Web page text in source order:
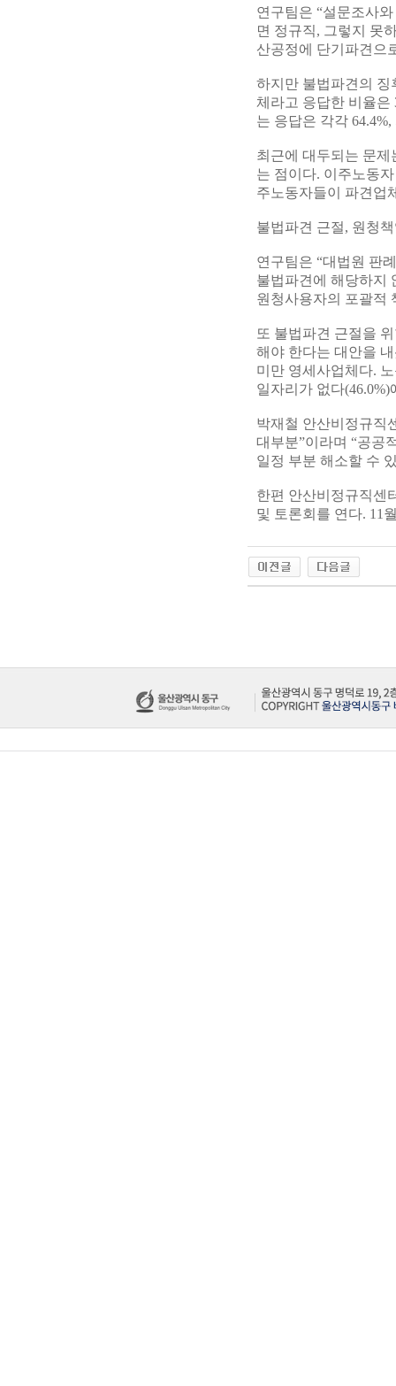
연구팀은 “설문조사
면 정규직, 그렇지 못
산공정에 단기파견으
하지만 불법파견의
체라고 응답한 비율은
는 응답은 각각
최근에 대두되는 문
는 점이다. 이주노동
주노동자들이 파견업
불법파견 근절, 원청
연구팀은 “대법원 판
불법파견에 해당하지
원청사용자의 포괄적
또 불법파견 근절을
해야 한다는 대안을
미만 영세사업체다.
일자리가 없다
박재철 안산비정규직
대부분”이라며 “공공
일정 부분 해소할 수
한편 안산비정규직센
및 토론회를 연다. 11